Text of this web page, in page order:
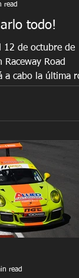
todo!
12 de octubre de
Raceway Road
a cabo la última
read
read